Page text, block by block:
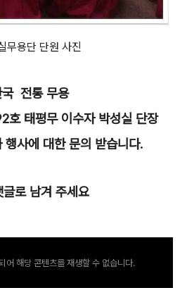
무용단 단원 사진
전통 무용
호 태평무 이수자 박성실 단장
행사에 대한 문의 받습니다.
글로 남겨 주세요
어 해당 콘텐츠를 재생할 수 없습니다.